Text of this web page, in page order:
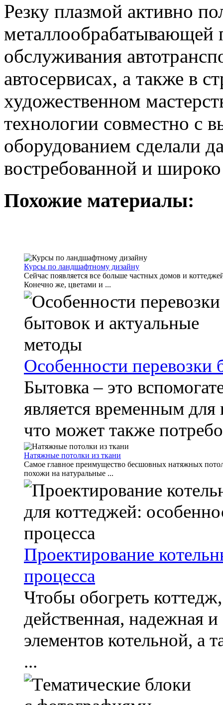
Резку плазмой активно
обслуживания
автосервисах, а также в
художественном
технологии совместно с
оборудованием сделали
востребованной и
Похожие материалы:
Курсы по ландшафтному дизайну
Сейчас появляется все больше частных домов и
Конечно же, цветами и ...
Особенности перевозки
Бытовка – это
является временным
что может также
Натяжные потолки из ткани
Самое главное преимущество бесшовных натяжных
похожи на натуральные ...
Проектирование
процесса
Чтобы обогреть
действенная, надежная и
элементов котельной, а
...